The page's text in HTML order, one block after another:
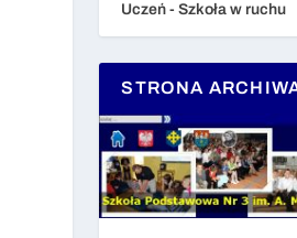
Uczeń - Szkoła w ruchu
STRONA